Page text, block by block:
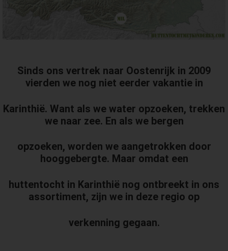
Sinds ons vertrek naar Oostenrijk in 2009
vierden we nog niet eerder vakantie in
Karinthië. Want als we water opzoeken, trekken
we naar zee. En als we bergen
opzoeken, worden we aangetrokken door
hooggebergte. Maar omdat een
huttentocht in Karinthië nog ontbreekt in ons
assortiment, zijn we in deze regio op
verkenning gegaan.